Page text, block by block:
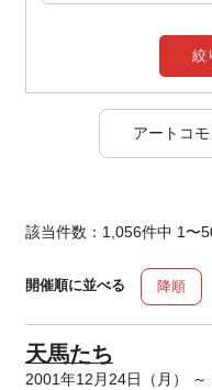
絞
アートコ
該当件数：1,056件中 1〜
開催順に並べる 降順
天馬たち
2001年12月24日（月） ～